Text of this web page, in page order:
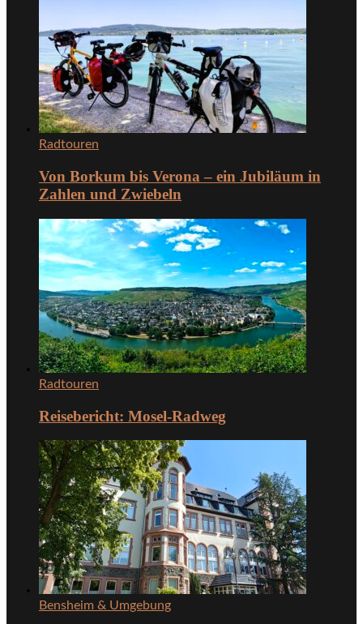
Radtouren
Von Borkum bis Verona – ein Jubiläum in
Zahlen und Zwiebeln
Radtouren
Reisebericht: Mosel-Radweg
Bensheim & Umgebung